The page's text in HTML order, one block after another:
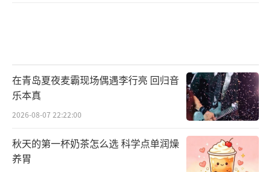
在青岛夏夜麦霸现场偶遇李行亮 回归音
乐本真
2026-08-07 22:22:00
秋天的第一杯奶茶怎么选 科学点单润燥
养胃